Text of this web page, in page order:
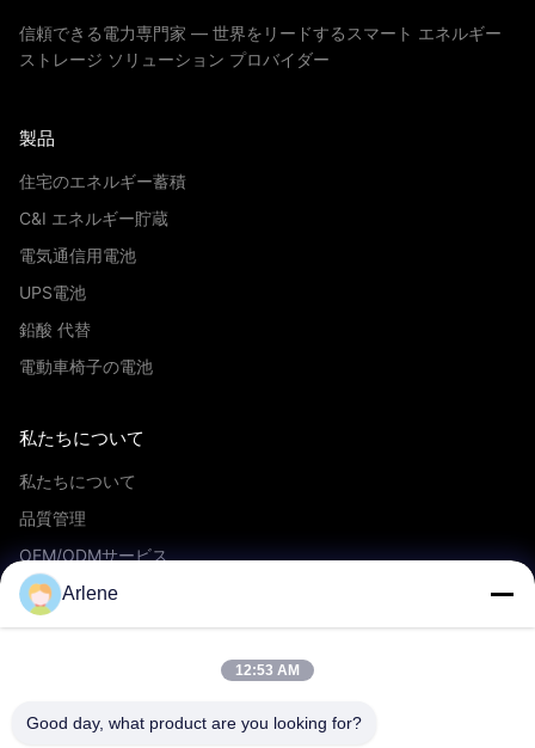
信頼できる電力専門家 — 世界をリードするスマート エネルギー
ストレージ ソリューション プロバイダー
製品
住宅のエネルギー蓄積
C&I エネルギー貯蔵
電気通信用電池
UPS電池
鉛酸 代替
電動車椅子の電池
私たちについて
私たちについて
品質管理
OEM/ODMサービス
イベントとニュース
Arlene
12:53 AM
Good day, what product are you looking for?